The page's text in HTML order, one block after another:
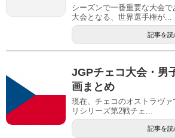
シーズンで一番重要な大会
大会となる、世界選手権が...
記事を読
JGPチェコ大会・男
画まとめ
現在、チェコのオストラヴ
リシリーズ第2戦チェ...
記事を読